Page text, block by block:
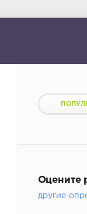
Оцените
другие